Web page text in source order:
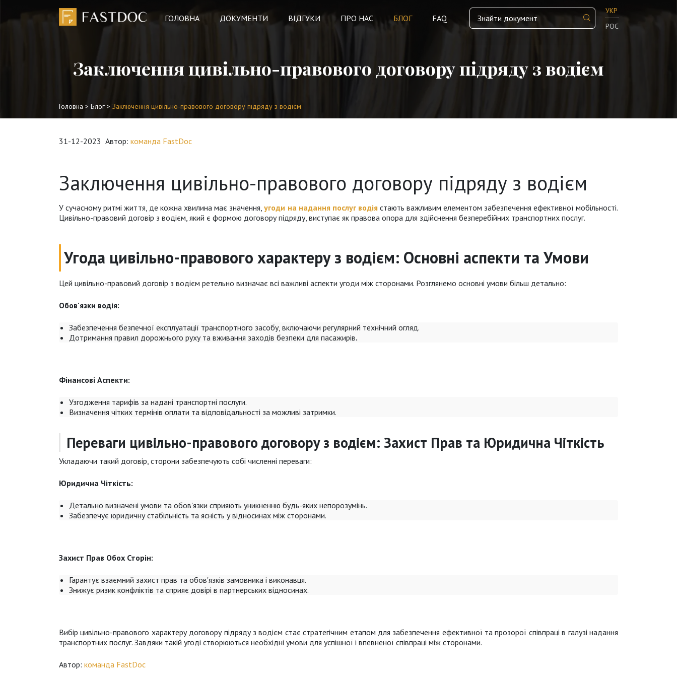
ГОЛОВНА ДОКУМЕНТИ ВІДГУКИ ПРО НАС БЛОГ FAQ
УКР
РОС
Заключення цивільно-правового договору підряду з водієм
Головна > Блог > Заключення цивільно-правового договору підряду з водієм
31-12-2023 Автор: команда FastDoc
Заключення цивільно-правового договору підряду з водієм
У сучасному ритмі життя, де кожна хвилина має значення,угоди на надання послуг водіястають важливим елементом забезпечення ефективної мобільності.
Цивільно-правовий договір з водієм, який є формою договору підряду, виступає як правова опора для здійснення безперебійних транспортних послуг.
Угода цивільно-правового характеру з водієм: Основні аспекти та Умови
Цей цивільно-правовий договір з водієм ретельно визначає всі важливі аспекти угоди між сторонами. Розглянемо основні умови більш детально:
Обов'язки водія:
Забезпечення безпечної експлуатації транспортного засобу, включаючи регулярний технічний огляд.
Дотримання правил дорожнього руху та вживання заходів безпеки для пасажирів.
Фінансові Аспекти:
Узгодження тарифів за надані транспортні послуги.
Визначення чітких термінів оплати та відповідальності за можливі затримки.
Переваги цивільно-правового договору з водієм: Захист Прав та Юридична Чіткість
Укладаючи такий договір, сторони забезпечують собі численні переваги:
Юридична Чіткість:
Детально визначені умови та обов'язки сприяють уникненню будь-яких непорозумінь.
Забезпечує юридичну стабільність та ясність у відносинах між сторонами.
Захист Прав Обох Сторін:
Гарантує взаємний захист прав та обов'язків замовника і виконавця.
Знижує ризик конфліктів та сприяє довірі в партнерських відносинах.
Вибір цивільно-правового характеру договору підряду з водієм стає стратегічним етапом для забезпечення ефективної та прозорої співпраці в галузі надання
транспортних послуг. Завдяки такій угоді створюються необхідні умови для успішної і впевненої співпраці між сторонами.
Автор: команда FastDoc